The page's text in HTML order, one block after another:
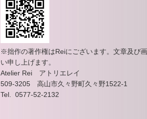
※拙作の著作権はReiにございます。文章及び
い申し上げます。
Atelier Rei アトリエレイ
509-3205 高山市久々野町久々野1522-1
Tel. 0577-52-2132